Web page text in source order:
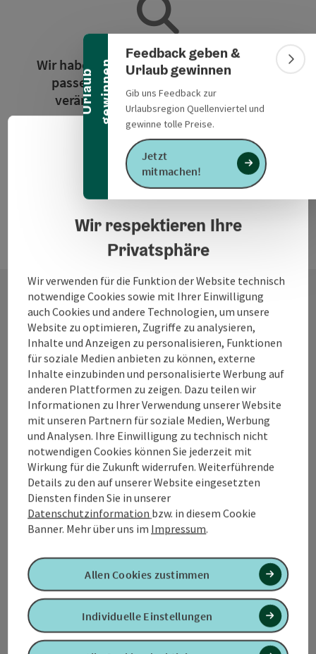
U
r
l
a
u
b
g
e
w
i
n
n
e n
Banner einklappen
Feedback geben &
Urlaub gewinnen
Gib uns Feedback zur
Urlaubsregion Quellenviertel und
gewinne tolle Preise.
Jetzt
mitmachen!
Wir haben für die Suchanfrage leider kein
passendes Ergebnis gefunden. Bitte
verändern Sie die Filterfunktionen!
Jetzt alle Filter zurücksetzen
Kontakt
Tourismusverband Quellenviertel
Promenade 2
4701 Bad Schallerbach
+43 7249 42071 0
info@quellenviertel.at
Kontaktformular
Datenschutzerklärung
Wir respektieren Ihre
Privatsphäre
Wir verwenden für die Funktion der Website technisch
notwendige Cookies sowie mit Ihrer Einwilligung
auch Cookies und andere Technologien, um unsere
Website zu optimieren, Zugriffe zu analysieren,
Inhalte und Anzeigen zu personalisieren, Funktionen
für soziale Medien anbieten zu können, externe
Inhalte einzubinden und personalisierte Werbung auf
anderen Plattformen zu zeigen. Dazu teilen wir
Informationen zu Ihrer Verwendung unserer Website
mit unseren Partnern für soziale Medien, Werbung
und Analysen. Ihre Einwilligung zu technisch nicht
notwendigen Cookies können Sie jederzeit mit
Wirkung für die Zukunft widerrufen. Weiterführende
Details zu den auf unserer Website eingesetzten
Diensten finden Sie in unserer
Datenschutzinformation bzw. in diesem Cookie
Banner. Mehr über uns im Impressum.
Individuelle Einstellungen
Allen Cookies zustimmen